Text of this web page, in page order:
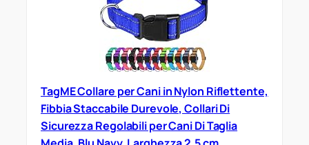
TagME Collare per Cani in Nylon Riflettente,
Fibbia Staccabile Durevole, Collari Di
Sicurezza Regolabili per Cani Di Taglia